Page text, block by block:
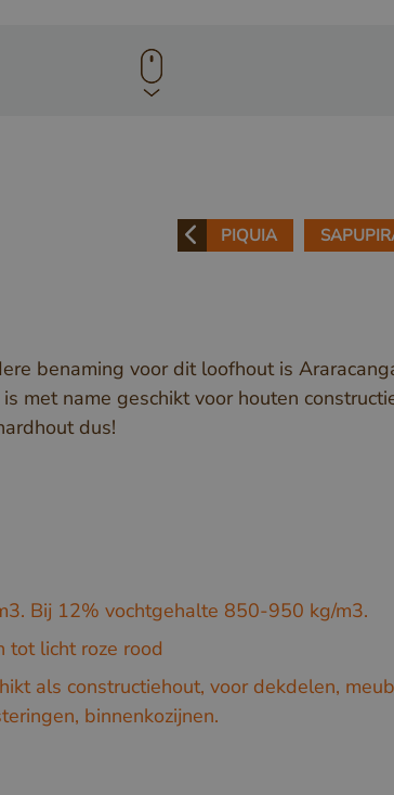
PIQUIA
benaming voor dit loofhout is
met name geschikt voor houten
dus!
Bij 12% vochtgehalte 850-950 kg/m3.
tot licht roze rood
als constructiehout, voor dekdelen,
binnenkozijnen.